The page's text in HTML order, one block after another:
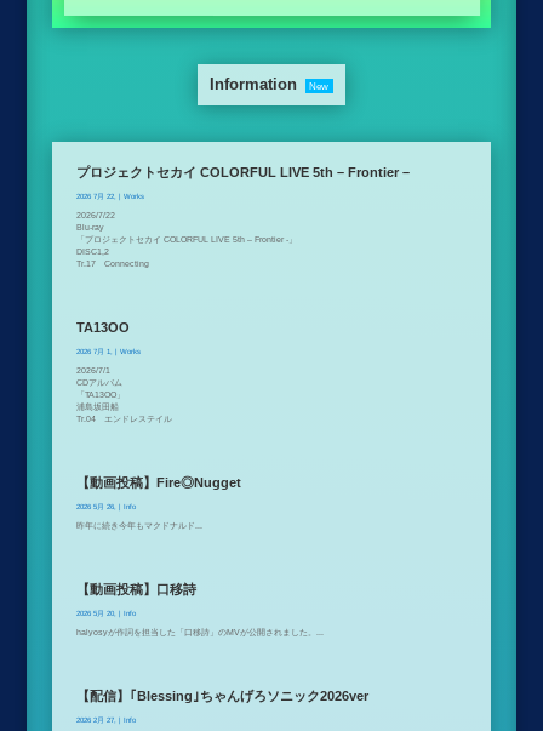
Information New
プロジェクトセカイ COLORFUL LIVE 5th – Frontier –
2026 7月 22, | Works
2026/7/22
Blu-ray
「プロジェクトセカイ COLORFUL LIVE 5th – Frontier -」
DISC1,2
Tr.17 Connecting
TA13OO
2026 7月 1, | Works
2026/7/1
CDアルバム
「TA13OO」
浦島坂田船
Tr.04 エンドレステイル
【動画投稿】Fire◎Nugget
2026 5月 26, | Info
昨年に続き今年もマクドナルド...
【動画投稿】口移詩
2026 5月 20, | Info
halyosyが作詞を担当した「口移詩」のMVが公開されました。...
【配信】｢Blessing｣ちゃんげろソニック2026ver
2026 2月 27, | Info